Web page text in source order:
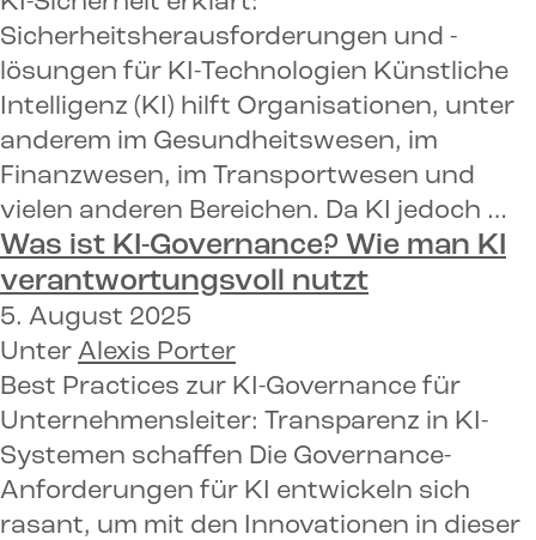
Sicherheitsherausforderungen und -
lösungen für KI-Technologien Künstliche
Intelligenz (KI) hilft Organisationen, unter
anderem im Gesundheitswesen, im
Finanzwesen, im Transportwesen und
vielen anderen Bereichen. Da KI jedoch …
Was ist KI-Governance? Wie man KI
verantwortungsvoll nutzt
5. August 2025
Unter Alexis Porter
Best Practices zur KI-Governance für
Unternehmensleiter: Transparenz in KI-
Systemen schaffen Die Governance-
Anforderungen für KI entwickeln sich
rasant, um mit den Innovationen in dieser